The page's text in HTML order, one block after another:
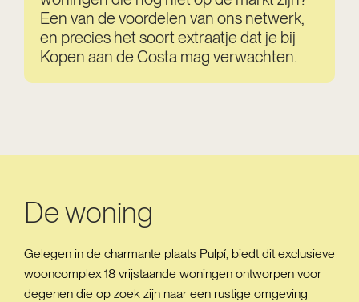
Een van de voordelen van ons netwerk,
en precies het soort extraatje dat je bij
Kopen aan de Costa mag verwachten.
De woning
Gelegen in de charmante plaats Pulpí, biedt dit exclusieve
wooncomplex 18 vrijstaande woningen ontworpen voor
degenen die op zoek zijn naar een rustige omgeving